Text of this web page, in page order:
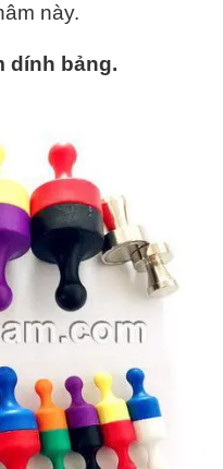
này.
dính bảng.